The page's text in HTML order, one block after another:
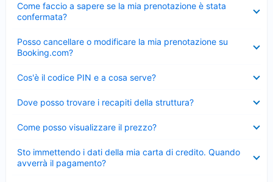
Come faccio a sapere se la mia prenotazione è stata
confermata?
chiuso
Posso cancellare o modificare la mia prenotazione su
Booking.com?
chiuso
Cos'è il codice PIN e a cosa serve?
chiuso
Dove posso trovare i recapiti della struttura?
chiuso
Come posso visualizzare il prezzo?
chiuso
Sto immettendo i dati della mia carta di credito. Quando
avverrà il pagamento?
chiuso